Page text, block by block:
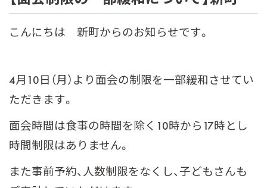
こんにちは 新町からのお知らせです。
4月10日（月）より面会の制限を一部緩和させてい
ただきます。
面会時間は食事の時間を除く10時から17時とし
時間制限はありません。
また事前予約、人数制限をなくし、子どもさんも